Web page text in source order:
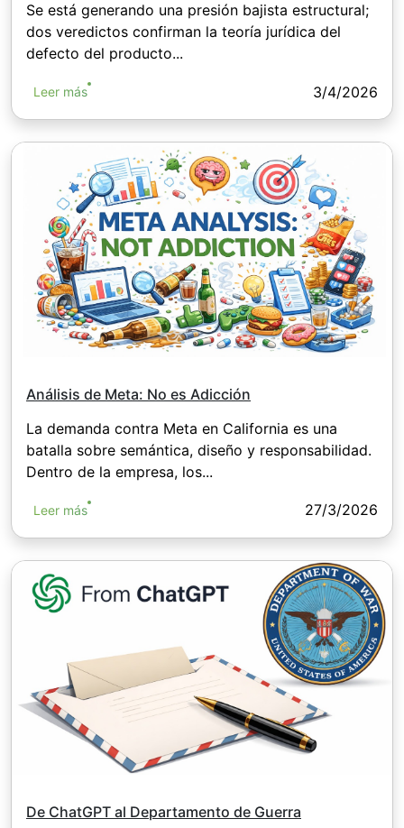
Se está generando una presión bajista estructural;
dos veredictos confirman la teoría jurídica del
defecto del producto...
Leer más 3/4/2026
Análisis de Meta: No es Adicción
La demanda contra Meta en California es una
batalla sobre semántica, diseño y responsabilidad.
Dentro de la empresa, los...
Leer más 27/3/2026
De ChatGPT al Departamento de Guerra